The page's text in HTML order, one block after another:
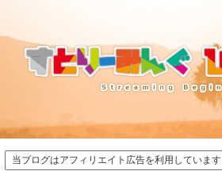
当ブログはアフィリエイト広告を利用しています